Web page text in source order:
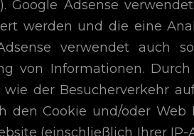
Google Adsense
werden und die eine
verwendet auch
von Informationen.
wie der Besucherverkehr
den Cookie und/oder
(einschließlich Ihrer